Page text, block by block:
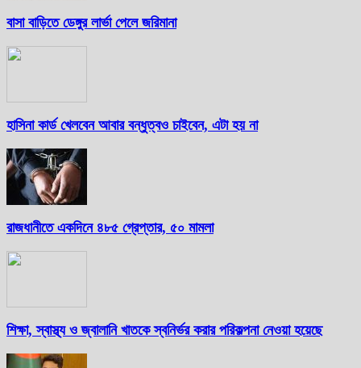
বাসা বাড়িতে ডেঙ্গুর লার্ভা পেলে জরিমানা
হাসিনা কার্ড খেলবেন আবার বন্ধুত্বও চাইবেন, এটা হয় না
রাজধানীতে একদিনে ৪৮৫ গ্রেপ্তার, ৫০ মামলা
শিক্ষা, স্বাস্থ্য ও জ্বালানি খাতকে স্বনির্ভর করার পরিকল্পনা নেওয়া হয়েছে